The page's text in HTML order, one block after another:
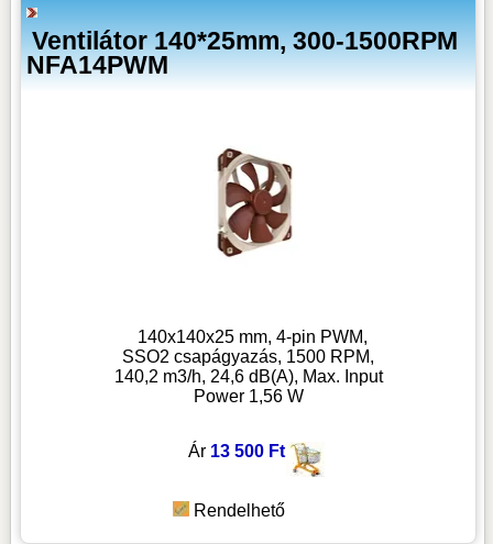
Ventilátor 140*25mm, 300-1500RPM
NFA14PWM
140x140x25 mm, 4-pin PWM,
SSO2 csapágyazás, 1500 RPM,
140,2 m3/h, 24,6 dB(A), Max. Input
Power 1,56 W
Ár 13 500 Ft
Rendelhető